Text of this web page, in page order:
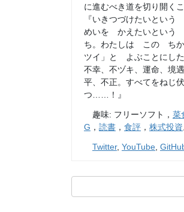
に進むべき道を切り開くこ
『いきつづけたいとい
めいを かえたいという
ち。わたしは この ち
ツイ」と よぶことにした
不幸、不ヅキ、運命、境
平、不正。すべてをねじ
つ……！』
趣味: フリーソフト，菜
G ，読書 ，食評 ，株式投資
Twitter,YouTube ,